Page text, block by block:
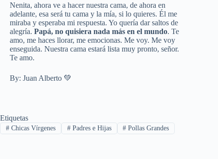
Nenita, ahora ve a hacer nuestra cama, de ahora en
adelante, esa será tu cama y la mía, si lo quieres. Él me
miraba y esperaba mi respuesta. Yo quería dar saltos de
alegría. Papá, no quisiera nada más en el mundo. Te
amo, me haces llorar, me emocionas. Me voy. Me voy
enseguida. Nuestra cama estará lista muy pronto, señor.
Te amo.
By: Juan Alberto 💚
Etiquetas
#Chicas Vírgenes #Padres e Hijas # Pollas Grandes